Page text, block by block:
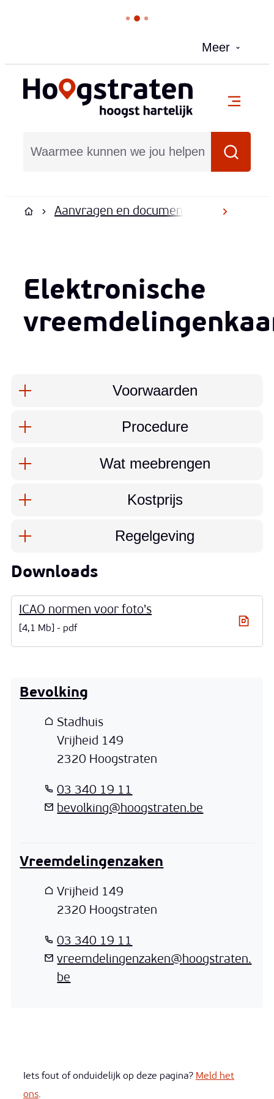
Meer
Hoogstraten
Zoeken
menu
scroll
Startpagina
Aanvragen en documenten
Elektronische
Voorwaarden
Procedure
Wat meebrengen
Kostprijs
Regelgeving
Downloads
ICAO normen voor foto's
4,1 Mb pdf
Bevolking
Adres Stadhuis
Vrijheid 149
,2320 Hoogstraten
03 340 19 11
E-mailbevolking@hoogstraten.be
Vreemdelingenzaken
Adres Vrijheid 149
,2320 Hoogstraten
03 340 19 11
E-mailvreemdelingenzaken@hoogstraten.
be
Iets fout of onduidelijk op deze pagina? Meld het
ons.